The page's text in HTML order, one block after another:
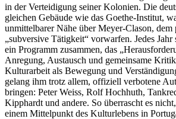
in der Verteidigung seiner Kolonien. Die
gleichen Gebäude wie das Goethe-Institut,
unmittelbarer Nähe über Meyer-Clason, dem
„subversive Tätigkeit“ vorwarfen. Jedes
ein Programm zusammen, das
Anregung, Austausch und gemeinsame
Kulturarbeit als Bewegung und
gelang ihm trotz allem, offiziell verbotene
bringen: Peter Weiss, Rolf Hochhuth,
Kipphardt und andere. So überrascht es
einem Mittelpunkt des Kulturlebens in